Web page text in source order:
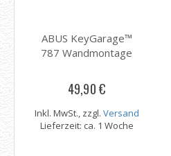
ABUS KeyGarage™
787 Wandmontage
49,90 €
Inkl. MwSt., zzgl. Versand
Lieferzeit: ca. 1 Woche